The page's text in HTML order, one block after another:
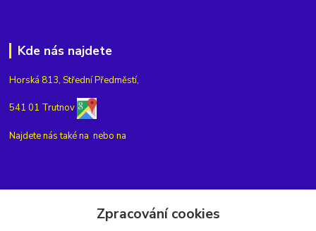
Kde nás najdete
Horská 813, Střední Předměstí,
541 01 Trutnov
Najdete nás také na nebo na
Zpracování cookies